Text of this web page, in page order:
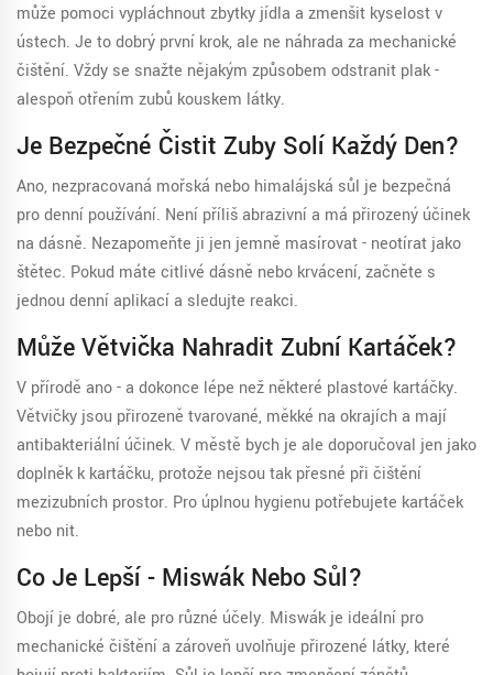
může pomoci vypláchnout zbytky jídla a zmenšit kyselost v
ústech. Je to dobrý první krok, ale ne náhrada za mechanické
čištění. Vždy se snažte nějakým způsobem odstranit plak -
alespoň otřením zubů kouskem látky.
Je Bezpečné Čistit Zuby Solí Každý Den?
Ano, nezpracovaná mořská nebo himalájská sůl je bezpečná
pro denní používání. Není příliš abrazivní a má přirozený účinek
na dásně. Nezapomeňte ji jen jemně masírovat - neotírat jako
štětec. Pokud máte citlivé dásně nebo krvácení, začněte s
jednou denní aplikací a sledujte reakci.
Může Větvička Nahradit Zubní Kartáček?
V přírodě ano - a dokonce lépe než některé plastové kartáčky.
Větvičky jsou přirozeně tvarované, měkké na okrajích a mají
antibakteriální účinek. V městě bych je ale doporučoval jen jako
doplněk k kartáčku, protože nejsou tak přesné při čištění
mezizubních prostor. Pro úplnou hygienu potřebujete kartáček
nebo nit.
Co Je Lepší - Miswák Nebo Sůl?
Obojí je dobré, ale pro různé účely. Miswák je ideální pro
mechanické čištění a zároveň uvolňuje přirozené látky, které